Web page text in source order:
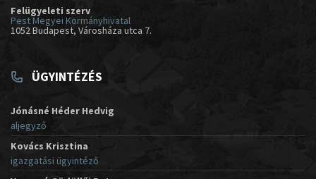
Felügyeleti szerv
Pest Megyei Kormányhivatal
1052 Budapest, Városháza utca 7.
ÜGYINTÉZÉS
Jónásné Héder Hedvig
aljegyző
Kovács Krisztina
igazgatási ügyintéző